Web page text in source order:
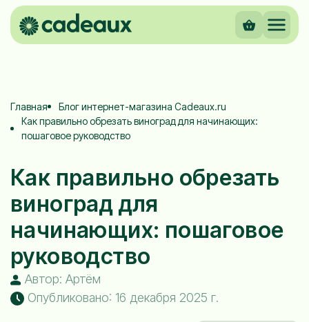
Главная
Блог интернет-магазина Cadeaux.ru
Как правильно обрезать виноград для начинающих:
пошаговое руководство
Как правильно обрезать
виноград для
начинающих: пошаговое
руководство
Автор: Артём
Опубликовано: 16 декабря 2025 г.